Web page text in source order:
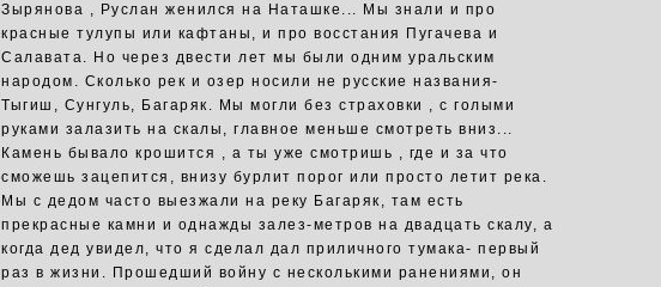
Зырянова , Руслан женился на Наташке... Мы знали и про
красные тулупы или кафтаны, и про восстания Пугачева и
Салавата. Но через двести лет мы были одним уральским
народом. Сколько рек и озер носили не русские названия-
Тыгиш, Сунгуль, Багаряк. Мы могли без страховки , с голыми
руками залазить на скалы, главное меньше смотреть вниз...
Камень бывало крошится , а ты уже смотришь , где и за что
сможешь зацепится, внизу бурлит порог или просто летит река.
Мы с дедом часто выезжали на реку Багаряк, там есть
прекрасные камни и однажды залез-метров на двадцать скалу, а
когда дед увидел, что я сделал дал приличного тумака- первый
раз в жизни. Прошедший войну с несколькими ранениями, он